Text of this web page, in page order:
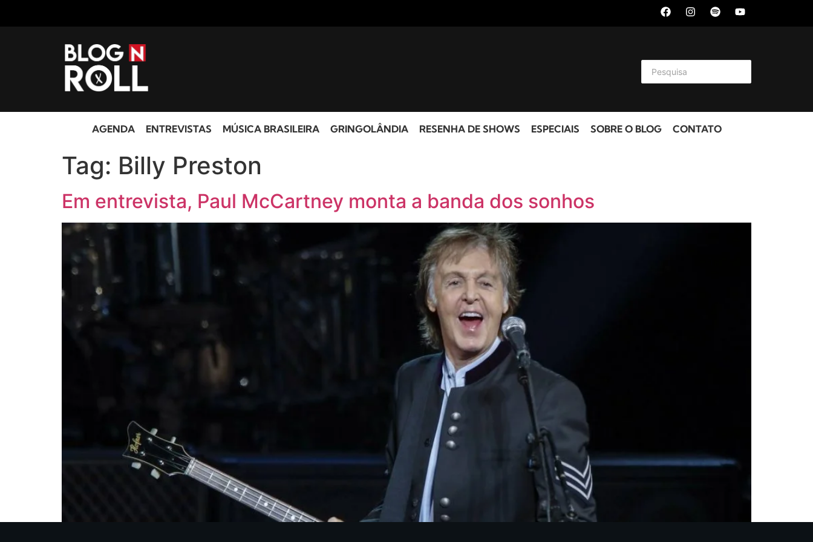
AGENDA ENTREVISTAS MÚSICA BRASILEIRA GRINGOLÂNDIA RESENHA DE SHOWS ESPECIAIS SOBRE O BLOG CONTATO
Tag: Billy Preston
Em entrevista, Paul McCartney monta a banda dos sonhos